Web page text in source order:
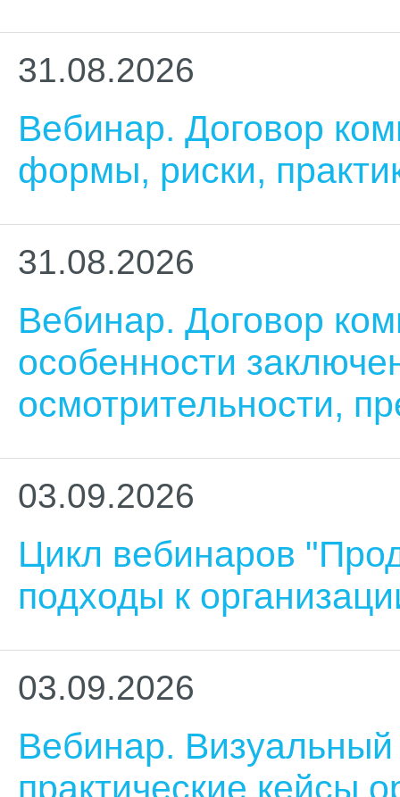
31.08.2026
Вебинар. Договор
формы, риски,
31.08.2026
Вебинар. Договор
особенности
осмотрительности,
03.09.2026
Цикл вебинаров
подходы к
03.09.2026
Вебинар.
практические кейсы